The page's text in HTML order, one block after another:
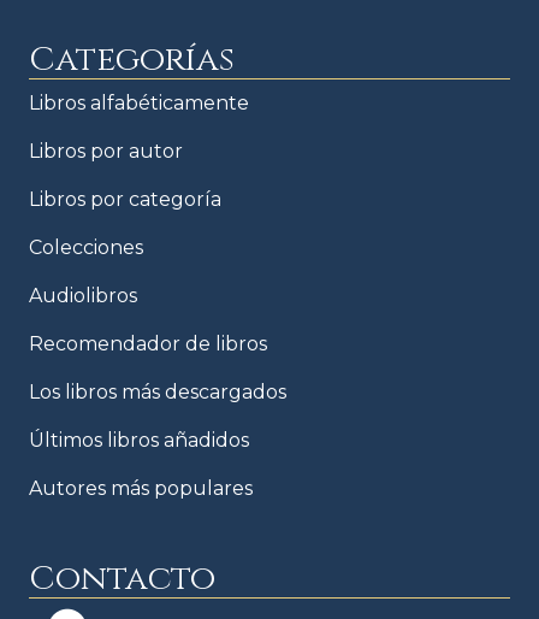
Categorías
Libros alfabéticamente
Libros por autor
Libros por categoría
Colecciones
Audiolibros
Recomendador de libros
Los libros más descargados
Últimos libros añadidos
Autores más populares
Contacto